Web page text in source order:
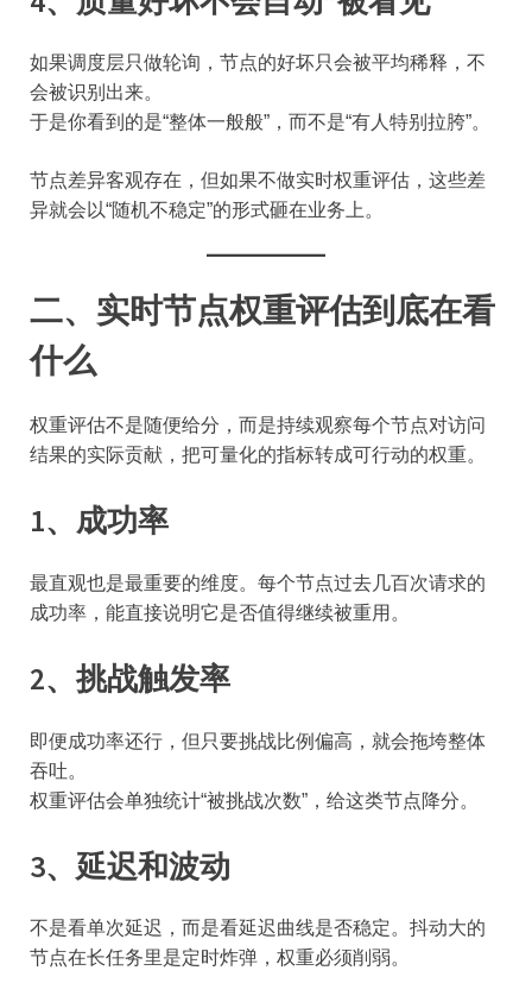
如果调度层只做轮询，节点的好坏只会被平均稀释，不
会被识别出来。
于是你看到的是“整体一般般”，而不是“有人特别拉胯”。
节点差异客观存在，但如果不做实时权重评估，这些差
异就会以“随机不稳定”的形式砸在业务上。
二、实时节点权重评估到底在看
什么
权重评估不是随便给分，而是持续观察每个节点对访问
结果的实际贡献，把可量化的指标转成可行动的权重。
1、成功率
最直观也是最重要的维度。每个节点过去几百次请求的
成功率，能直接说明它是否值得继续被重用。
2、挑战触发率
即便成功率还行，但只要挑战比例偏高，就会拖垮整体
吞吐。
权重评估会单独统计“被挑战次数”，给这类节点降分。
3、延迟和波动
不是看单次延迟，而是看延迟曲线是否稳定。抖动大的
节点在长任务里是定时炸弹，权重必须削弱。